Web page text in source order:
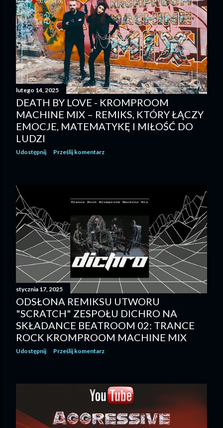
lutego 14, 2025
DEATH BY LOVE - KROMPROOM
MACHINE MIX – REMIKS, KTÓRY ŁĄCZY
EMOCJE, MATEMATYKĘ I MIŁOŚĆ DO
LUDZI
Udostępnij Prześlij komentarz
stycznia 17, 2025
ODSŁONA REMIKSU UTWORU
"SCRATCH" ZESPOŁU DICHRO NA
SKŁADANCE BEATROOM 02: TRANCE
ROCK KROMPROOM MACHINE MIX
Udostępnij Prześlij komentarz